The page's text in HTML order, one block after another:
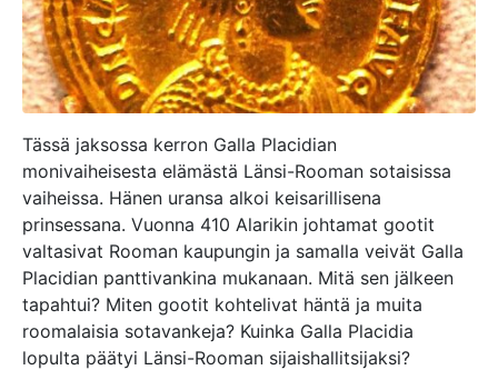
Tässä jaksossa kerron Galla Placidian
monivaiheisesta elämästä Länsi-Rooman sotaisissa
vaiheissa. Hänen uransa alkoi keisarillisena
prinsessana. Vuonna 410 Alarikin johtamat gootit
valtasivat Rooman kaupungin ja samalla veivät Galla
Placidian panttivankina mukanaan. Mitä sen jälkeen
tapahtui? Miten gootit kohtelivat häntä ja muita
roomalaisia sotavankeja? Kuinka Galla Placidia
lopulta päätyi Länsi-Rooman sijaishallitsijaksi?